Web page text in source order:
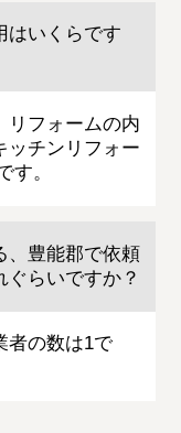
はいくらです
リフォームの内
ッチンリフォー
す。
、豊能郡で依頼
らいですか？
者の数は1で